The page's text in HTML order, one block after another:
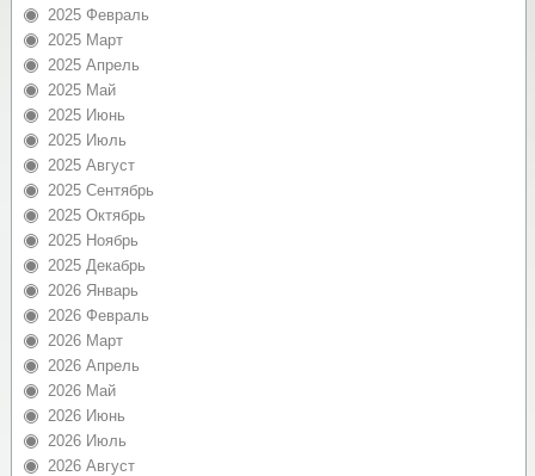
2025 Февраль
2025 Март
2025 Апрель
2025 Май
2025 Июнь
2025 Июль
2025 Август
2025 Сентябрь
2025 Октябрь
2025 Ноябрь
2025 Декабрь
2026 Январь
2026 Февраль
2026 Март
2026 Апрель
2026 Май
2026 Июнь
2026 Июль
2026 Август